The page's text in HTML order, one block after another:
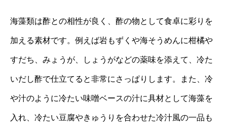
海藻類は酢との相性が良く、酢の物として食卓に彩りを
加える素材です。例えば岩もずくや海そうめんに柑橘や
すだち、みょうが、しょうがなどの薬味を添えて、冷た
いだし酢で仕立てると非常にさっぱりします。また、冷
や汁のように冷たい味噌ベースの汁に具材として海藻を
入れ、冷たい豆腐やきゅうりを合わせた冷汁風の一品も